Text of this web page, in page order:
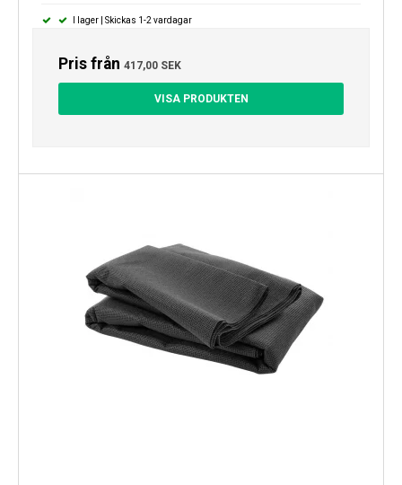
I lager | Skickas 1-2 vardagar
Pris från 417,00 SEK
VISA PRODUKTEN